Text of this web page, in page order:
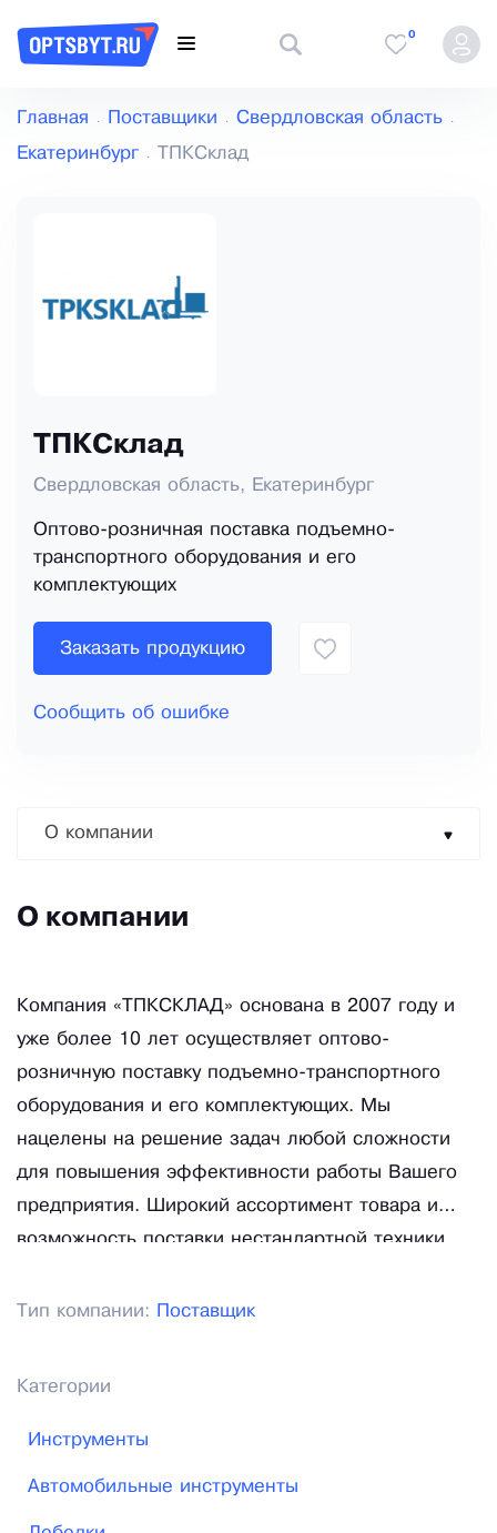
0
Главная Поставщики Свердловская область
Екатеринбург ТПКСклад
ТПКСклад
Свердловская область, Екатеринбург
Оптово-розничная поставка подъемно-
транспортного оборудования и его
комплектующих
Заказать продукцию
Сообщить об ошибке
О компании
О компании
Компания «ТПКСКЛАД» основана в 2007 году и
уже более 10 лет осуществляет оптово-
розничную поставку подъемно-транспортного
оборудования и его комплектующих. Мы
нацелены на решение задач любой сложности
для повышения эффективности работы Вашего
предприятия. Широкий ассортимент товара и
возможность поставки нестандартной техники
низкие цены и гибкая система индивидуальных
для подбора подходящего оборудования, экономя
Тип компании: Поставщик
Категории
Инструменты
Автомобильные инструменты